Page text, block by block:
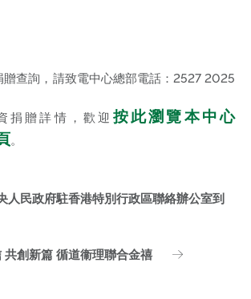
贈查詢，請致電中心總部電話：2527 2025
捐贈詳情，歡迎 按此瀏覽本中心
。
人民政府駐香港特別行政區聯絡辦公室到
共創新篇 循道衞理聯合金禧